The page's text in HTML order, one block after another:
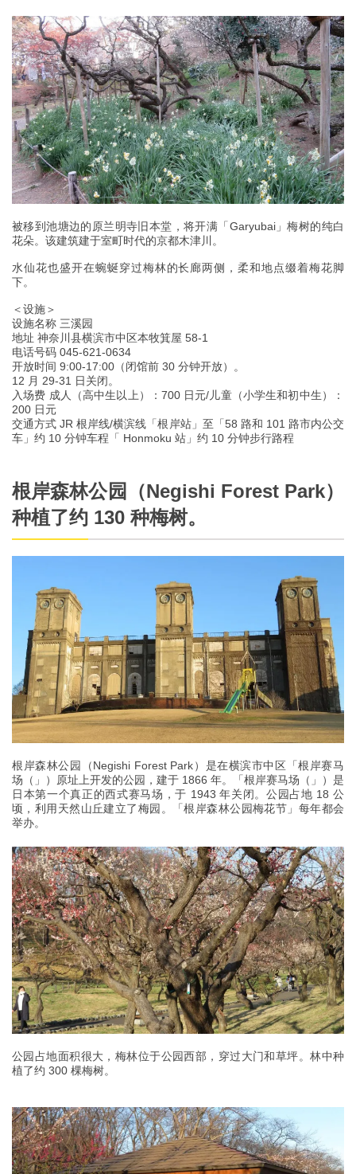
被移到池塘边的原兰明寺旧本堂，将开满「Garyubai」梅树的纯白
花朵。该建筑建于室町时代的京都木津川。
水仙花也盛开在蜿蜒穿过梅林的长廊两侧，柔和地点缀着梅花脚
下。
＜设施＞
设施名称 三溪园
地址 神奈川县横滨市中区本牧箕屋 58-1
电话号码 045-621-0634
开放时间 9:00-17:00（闭馆前 30 分钟开放）。
12 月 29-31 日关闭。
入场费 成人（高中生以上）：700 日元/儿童（小学生和初中生）：
200 日元
交通方式 JR 根岸线/横滨线「根岸站」至「58 路和 101 路市内公交
车」约 10 分钟车程「 Honmoku 站」约 10 分钟步行路程
根岸森林公园（Negishi Forest Park）
种植了约 130 种梅树。
根岸森林公园（Negishi Forest Park）是在横滨市中区「根岸赛马
场（」）原址上开发的公园，建于 1866 年。「根岸赛马场（」）是
日本第一个真正的西式赛马场，于 1943 年关闭。公园占地 18 公
顷，利用天然山丘建立了梅园。「根岸森林公园梅花节」每年都会
举办。
公园占地面积很大，梅林位于公园西部，穿过大门和草坪。林中种
植了约 300 棵梅树。